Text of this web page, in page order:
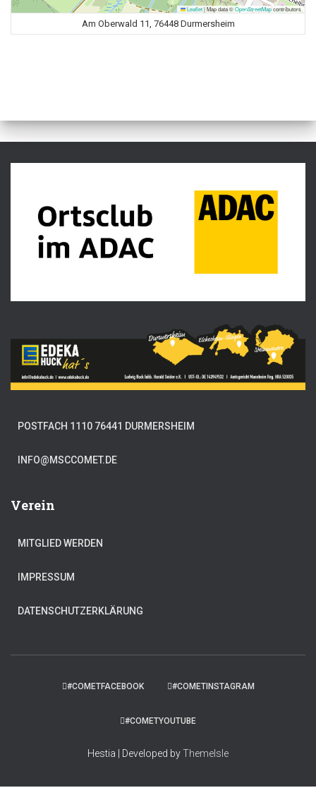
Leaflet|Map data ©OpenStreetMapcontributors
Am Oberwald 11, 76448 Durmersheim
POSTFACH 1110 76441 DURMERSHEIM
INFO@MSCCOMET.DE
Verein
MITGLIED WERDEN
IMPRESSUM
DATENSCHUTZERKLÄRUNG
#COMETFACEBOOK #COMETINSTAGRAM
#COMETYOUTUBE
Hestia | Developed byThemeIsle